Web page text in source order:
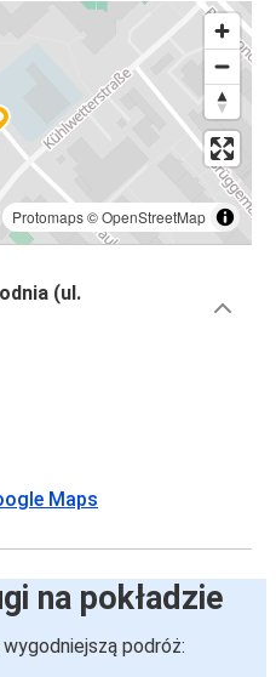
Protomaps©OpenStreetMap
(ul.
Maps
na pokładzie
wygodniejszą podróż: